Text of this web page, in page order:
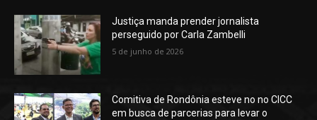
Justiça manda prender jornalista
perseguido por Carla Zambelli
5 de junho de 2026
Comitiva de Rondônia esteve no no CICC
em busca de parcerias para levar o